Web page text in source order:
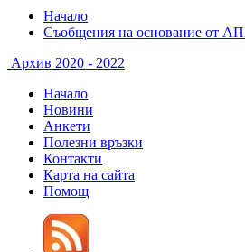
Начало
Съобщения на основание от
Архив 2020 - 2022
Начало
Новини
Анкети
Полезни връзки
Контакти
Карта на сайта
Помощ